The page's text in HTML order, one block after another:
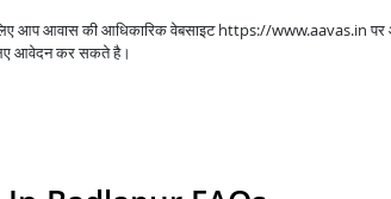
आप आवास की आधिकारिक वेबसाइट https://www.aavas.in पर
आवेदन कर सकते है।